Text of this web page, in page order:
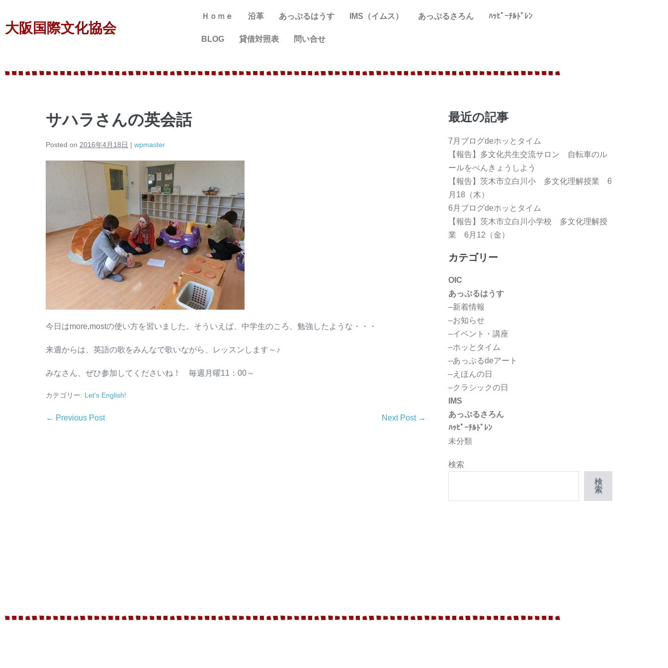
大阪国際文化協会
Ｈｏｍｅ 沿革 あっぷるはうす IMS（イムス） あっぷるさろん ﾊｯﾋﾟｰﾁﾙﾄﾞﾚﾝ
BLOG 貸借対照表 問い合せ
サハラさんの英会話
Posted on 2016年4月18日 | wpmaster
今日はmore,mostの使い方を習いました。そういえば、中学生のころ、勉強したような・・・
来週からは、英語の歌をみんなで歌いながら、レッスンします～♪
みなさん、ぜひ参加してくださいね！ 毎週月曜11：00～
カテゴリー: Let's English!
← Previous Post Next Post →
最近の記事
7月ブログdeホッとタイム
【報告】多文化共生交流サロン 自転車のル
ールをべんきょうしよう
【報告】茨木市立白川小 多文化理解授業 6
月18（木）
6月ブログdeホッとタイム
【報告】茨木市立白川小学校 多文化理解授
業 6月12（金）
カテゴリー
OIC
あっぷるはうす
–新着情報
–お知らせ
–イベント・講座
–ホッとタイム
–あっぷるdeアート
–えほんの日
–クラシックの日
IMS
あっぷるさろん
ﾊｯﾋﾟｰﾁﾙﾄﾞﾚﾝ
未分類
検索
検
索